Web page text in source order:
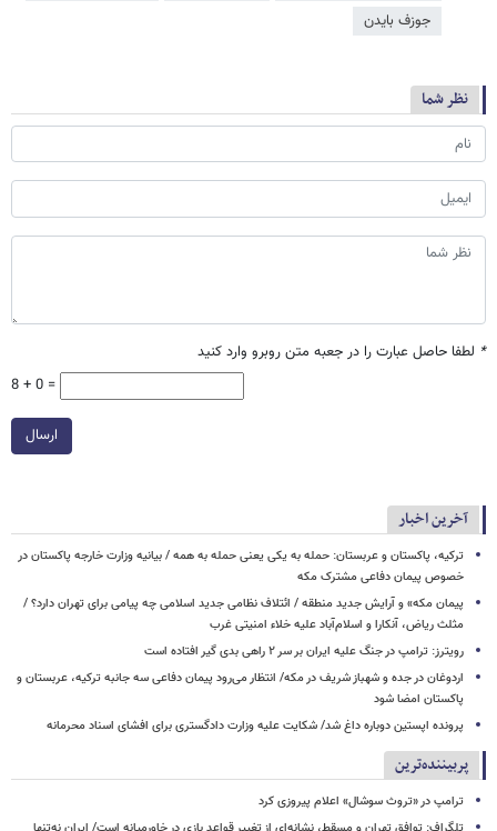
جوزف بایدن
نظر شما
* لطفا حاصل عبارت را در جعبه متن روبرو وارد کنید
8 + 0 =
ارسال
آخرین اخبار
ترکیه، پاکستان و عربستان: حمله به یکی یعنی حمله به همه / بیانیه وزارت خارجه پاکستان در
خصوص پیمان دفاعی مشترک مکه
پیمان مکه» و آرایش جدید منطقه / ائتلاف نظامی جدید اسلامی چه پیامی برای تهران دارد؟ /
مثلث ریاض، آنکارا و اسلام‌آباد علیه خلاء امنیتی غرب
رویترز: ترامپ در جنگ علیه ایران بر سر ۲ راهی بدی گیر افتاده است
اردوغان در جده و شهباز شریف در مکه/ انتظار می‌رود پیمان دفاعی سه جانبه ترکیه، عربستان و
پاکستان امضا شود
پرونده اپستین دوباره داغ شد/ شکایت علیه وزارت دادگستری برای افشای اسناد محرمانه
پربیننده‌ترین
ترامپ در «تروث سوشال» اعلام پیروزی کرد